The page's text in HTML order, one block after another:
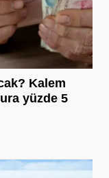
Kalem
yüzde 5